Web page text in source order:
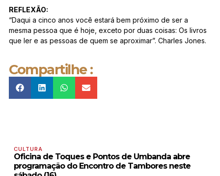
REFLEXÃO:
“Daqui a cinco anos você estará bem próximo de ser a
mesma pessoa que é hoje, exceto por duas coisas: Os livros
que ler e as pessoas de quem se aproximar”. Charles Jones.
Compartilhe :
CULTURA
Oficina de Toques e Pontos de Umbanda abre
programação do Encontro de Tambores neste